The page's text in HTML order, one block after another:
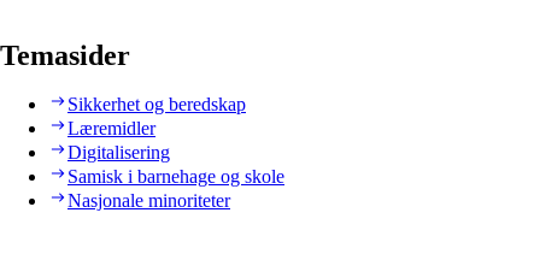
Temasider
Sikkerhet og beredskap
Læremidler
Digitalisering
Samisk i barnehage og skole
Nasjonale minoriteter